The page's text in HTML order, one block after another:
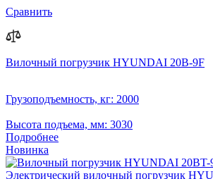
Сравнить
Вилочный погрузчик HYUNDAI 20B-9F
Грузоподъемность, кг: 2000
Высота подъема, мм: 3030
Подробнее
Новинка
Электрический вилочный погрузчик